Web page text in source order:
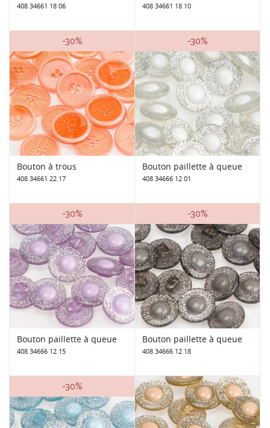
408 34661 18 06 408 34661 18 10
-30%
Bouton à trous
408 34661 22 17
-30%
Bouton paillette à queue
408 34666 12 01
-30%
Bouton paillette à queue
408 34666 12 15
-30%
Bouton paillette à queue
408 34666 12 18
-30%